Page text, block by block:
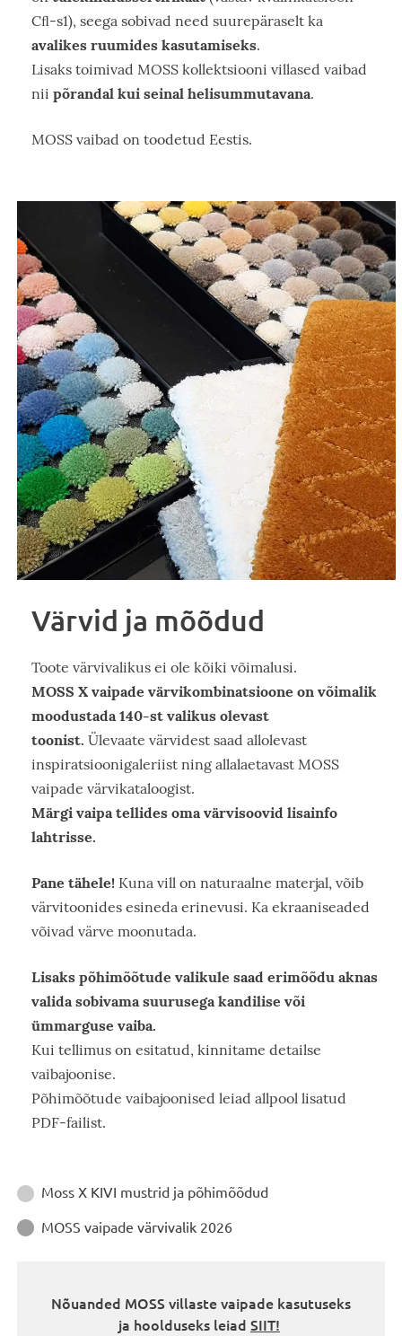
Cﬂ-s1), seega sobivad need suurepäraselt ka
avalikes ruumides kasutamiseks.
Lisaks toimivad MOSS kollektsiooni villased vaibad
nii põrandal kui seinal helisummutavana.
MOSS vaibad on toodetud Eestis.
Värvid ja mõõdud
Toote värvivalikus ei ole kõiki võimalusi.
MOSS X vaipade värvikombinatsioone on võimalik
moodustada 140-st valikus olevast
toonist. Ülevaate värvidest saad allolevast
inspiratsioonigaleriist ning allalaetavast MOSS
vaipade värvikataloogist.
Märgi vaipa tellides oma värvisoovid lisainfo
lahtrisse.
Pane tähele! Kuna vill on naturaalne materjal, võib
värvitoonides esineda erinevusi. Ka ekraaniseaded
võivad värve moonutada.
Lisaks põhimõõtude valikule saad erimõõdu aknas
valida sobivama suurusega kandilise või
ümmarguse vaiba.
Kui tellimus on esitatud, kinnitame detailse
vaibajoonise.
Põhimõõtude vaibajoonised leiad allpool lisatud
PDF-failist.
Juhendid
 Moss X KIVI mustrid ja põhimõõdud
 MOSS vaipade värvivalik 2026
Nõuanded MOSS villaste vaipade kasutuseks
ja hoolduseks leiad SIIT!